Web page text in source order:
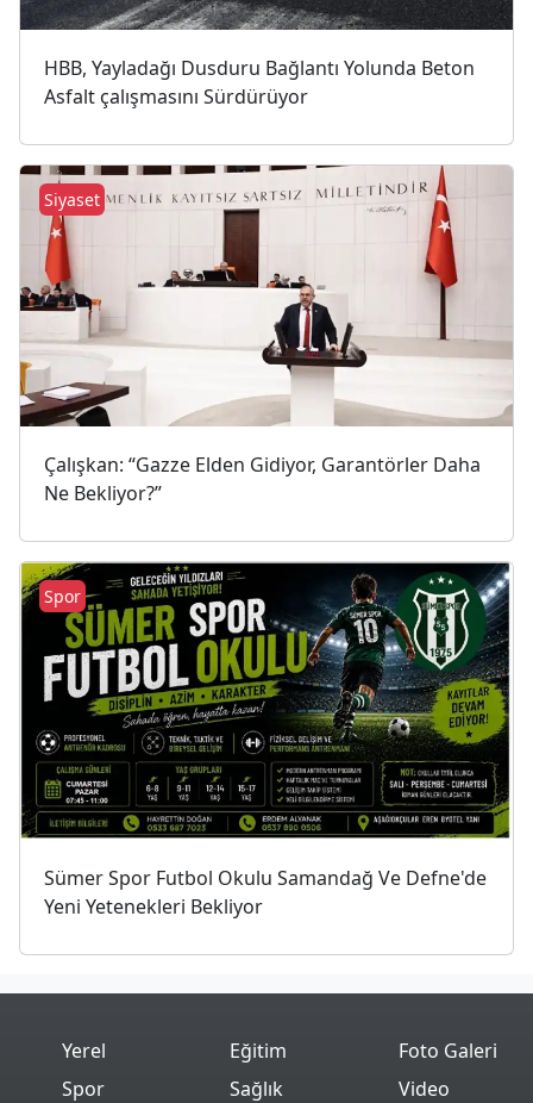
HBB, Yayladağı Dusduru Bağlantı Yolunda Beton
Asfalt çalışmasını Sürdürüyor
Çalışkan: “Gazze Elden Gidiyor, Garantörler Daha
Ne Bekliyor?”
Siyaset
Sümer Spor Futbol Okulu Samandağ Ve Defne'de
Yeni Yetenekleri Bekliyor
Spor
Yerel
Spor
Eğitim
Sağlık
Foto Galeri
Video